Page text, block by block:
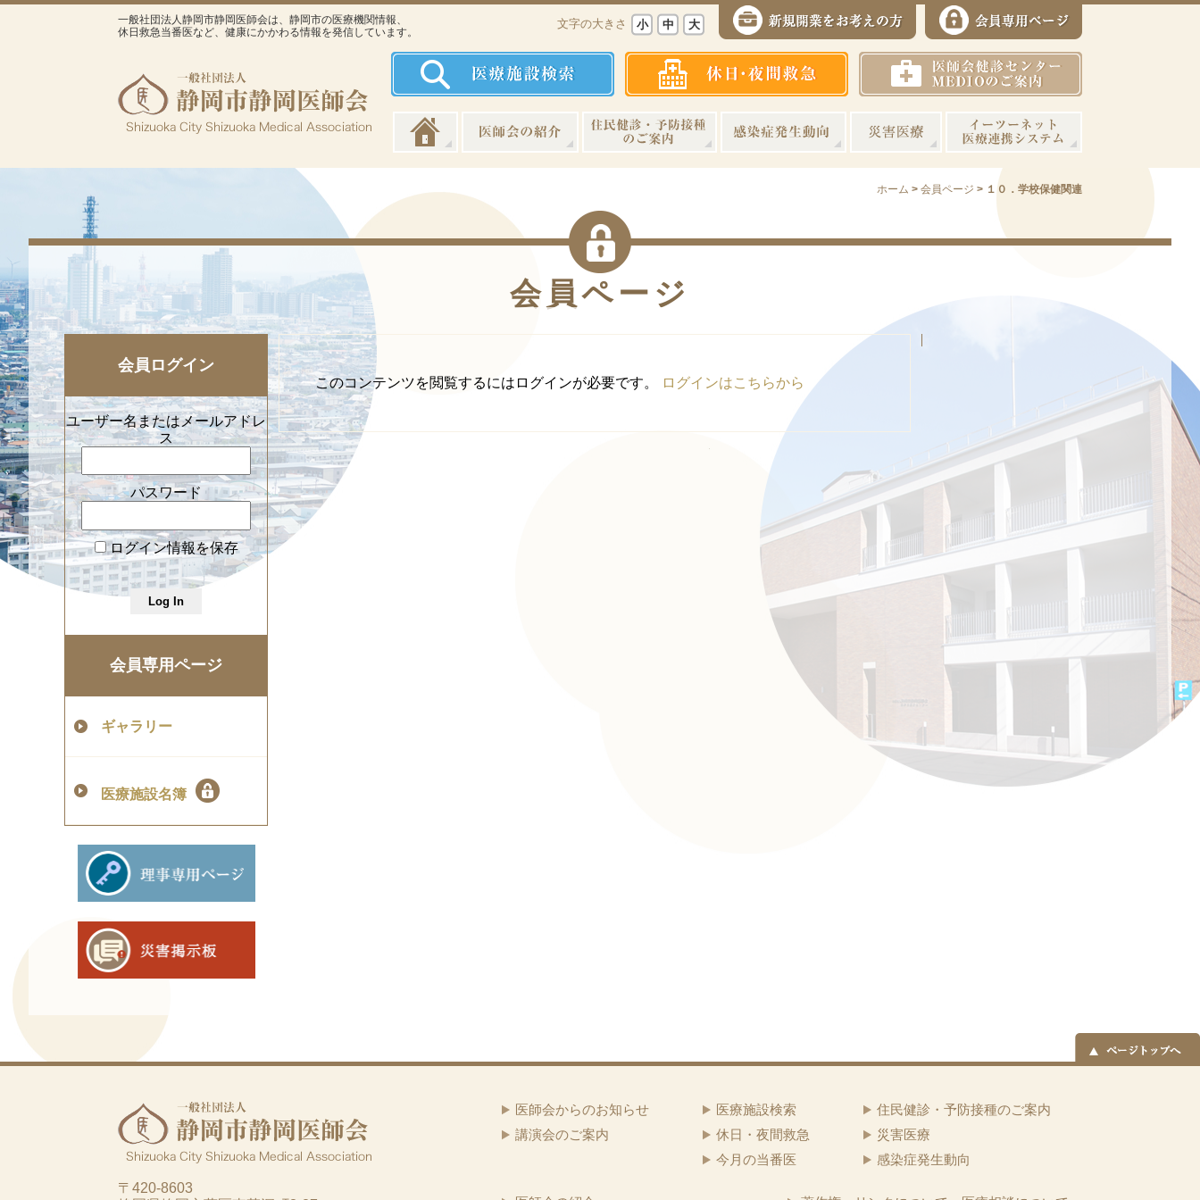
一般社団法人静岡市静岡医師会は、静岡市の医療機関情報、
休日救急当番医など、健康にかかわる情報を発信しています。
文字の大きさ 小 中 大
ホーム > 会員ページ > １０．学校保健関連
会員ページ
このコンテンツを閲覧するにはログインが必要です。 ログインはこちらから
会員ログイン
ユーザー名またはメールアドレ
ス
パスワード
ログイン情報を保存
会員専用ページ
ギャラリー
医療施設名簿
医師会からのお知らせ
講演会のご案内
医療施設検索
休日・夜間救急
今月の当番医
住民健診・予防接種のご案内
災害医療
感染症発生動向
〒420-8603